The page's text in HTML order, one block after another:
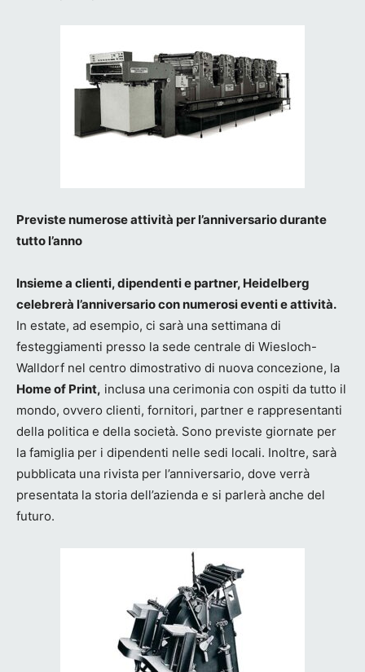
Previste numerose attività per l’anniversario durante
tutto l’anno
Insieme a clienti, dipendenti e partner, Heidelberg
celebrerà l’anniversario con numerosi eventi e attività.
In estate, ad esempio, ci sarà una settimana di
festeggiamenti presso la sede centrale di Wiesloch-
Walldorf nel centro dimostrativo di nuova concezione, la
Home of Print, inclusa una cerimonia con ospiti da tutto il
mondo, ovvero clienti, fornitori, partner e rappresentanti
della politica e della società. Sono previste giornate per
la famiglia per i dipendenti nelle sedi locali. Inoltre, sarà
pubblicata una rivista per l’anniversario, dove verrà
presentata la storia dell’azienda e si parlerà anche del
futuro.